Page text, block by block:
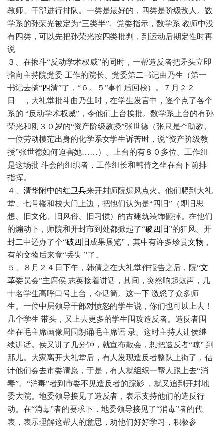
教师、干部进行排队。一类是最好的，四类是阶级敌人。数
学系的孙荣光被定为“三类半”。党委指示，数学系 教师中没
有四类，可以先把孙荣光按四类批判，到运动后期定性时再
说
３、在揪斗“反动学术权威”的同时，一帮造反者把矛头立即
指向主持院党委 工作的院长、党委第二书记曲乃生（第一
书记去搞“四清”了，“６。５”事件后回校）。７月２２
日 ，大礼堂批斗曲乃生时，在学生发言中，逐个点了各个
系的 “反动学术权威”，令他们上台挨批。数学系上台的有孙
荣光和刚３０岁的“资产阶级教授”张世德（张只是个助教。
一位劳动模范出身的化学系女学生诉苦时，说“资产阶级教
授”张世德如何迫害她……）。上台的有８０多位。工作组
是这场批 斗会的组织者，工作组长和韩倩之坐在台下前排
指挥。
４、 清华附中的红卫兵来开封师院煽风点火。他们爬到大礼
堂、七号楼和校大门上边，把他们认为是“四旧”（即旧思
想、旧文化 、旧风俗、旧习惯）的古建筑装饰砸掉。在他们
的煽动下，师院和开封市到处都掀起了“破四旧”的狂风。开
封二中还办了个“破四旧 成果展览”，其中有许多珍贵文物 ，
有的文物后来竟“丢失 ”了。
５、８月２４日下午，韩倩之在大礼堂作报告之后，院“文
革委员会”主席侯 志英接着讲话，其间，突然响起鼓声，几
十名学生高呼口号上台，夺话筒。这一下 激怒了众多师
生。一位中层领导干部对愤怒的学生说，你们也可以上去！
几个学生 带头，又上去更多的学生围攻造反者。造反者围
坐在毛主席画像周围朗诵毛主席语 录。这时主持人让侯继
续讲话。侯又讲了几分钟，就宣布散会，想把造反者“晾” 到
那儿。大家离开大礼堂后，有人发现造反者整队上街了，估
计他们会去市委请愿，于是，有人就组织一帮人跟上去“消
毒”。“消毒”者到市委不见造反者的踪影 ，就又追到开封地
委大院。地委领导接见了造反者，表示支持他们的造反行
动。在“消毒”者的要求下，地委领导接见了“消毒”者的代
表，表示理解这帮人的意思，劝他们好好学习，积极参